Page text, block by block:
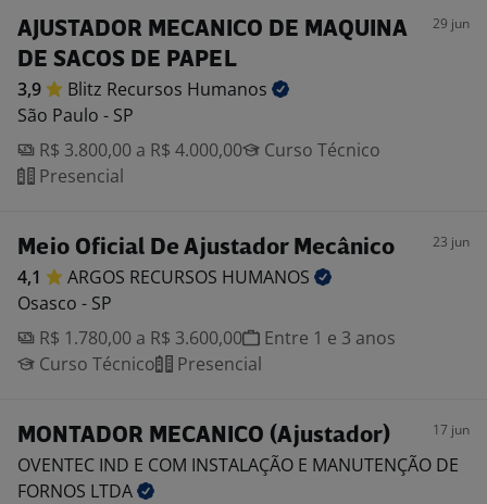
AJUSTADOR MECANICO DE MAQUINA
DE SACOS DE PAPEL
29 jun
3,9 Blitz Recursos Humanos
São Paulo - SP
R$ 3.800,00 a R$ 4.000,00
Curso Técnico
Presencial
Meio Oficial De Ajustador Mecânico 23 jun
4,1 ARGOS RECURSOS HUMANOS
Osasco - SP
R$ 1.780,00 a R$ 3.600,00
Entre 1 e 3 anos
Curso Técnico
Presencial
MONTADOR MECANICO (Ajustador) 17 jun
OVENTEC IND E COM INSTALAÇÃO E MANUTENÇÃO DE
FORNOS LTDA